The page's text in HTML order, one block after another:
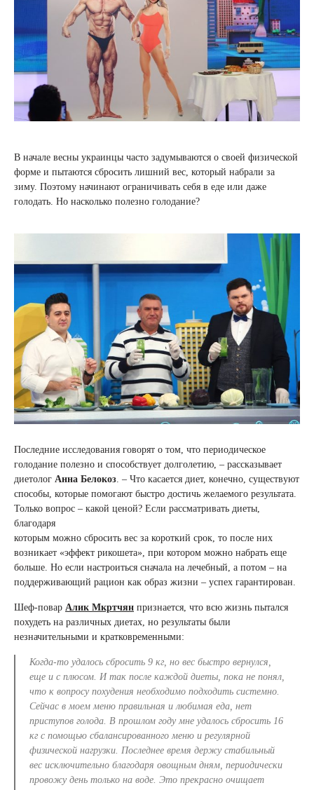
В начале весны украинцы часто задумываются о своей физической
форме и пытаются сбросить лишний вес, который набрали за
зиму. Поэтому начинают ограничивать себя в еде или даже
голодать. Но насколько полезно голодание?
Последние исследования говорят о том, что периодическое
голодание полезно и способствует долголетию, – рассказывает
диетолог Анна Белокоз. – Что касается диет, конечно, существуют
способы, которые помогают быстро достичь желаемого результата.
Только вопрос – какой ценой? Если рассматривать диеты,
благодаря
которым можно сбросить вес за короткий срок, то после них
возникает «эффект рикошета», при котором можно набрать еще
больше. Но если настроиться сначала на лечебный, а потом – на
поддерживающий рацион как образ жизни – успех гарантирован.
Шеф-повар Алик Мкртчян признается, что всю жизнь пытался
похудеть на различных диетах, но результаты были
незначительными и кратковременными:
Когда-то удалось сбросить 9 кг, но вес быстро вернулся,
еще и с плюсом. И так после каждой диеты, пока не понял,
что к вопросу похудения необходимо подходить системно.
Сейчас в моем меню правильная и любимая еда, нет
приступов голода. В прошлом году мне удалось сбросить 16
кг с помощью сбалансированного меню и регулярной
физической нагрузки. Последнее время держу стабильный
вес исключительно благодаря овощным дням, периодически
провожу день только на воде. Это прекрасно очищает